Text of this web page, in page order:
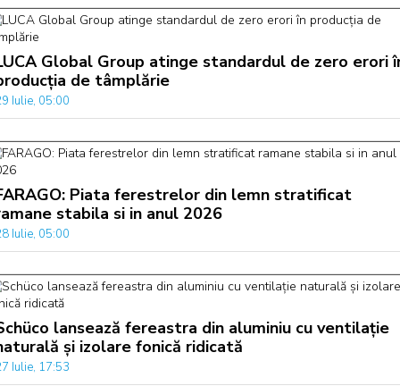
Global Group atinge standardul de zero erori
de tâmplărie
Iulie, 05:00
Piata ferestrelor din lemn stratificat
stabila si in anul 2026
Iulie, 05:00
lansează fereastra din aluminiu cu ventilație
și izolare fonică ridicată
Iulie, 17:53